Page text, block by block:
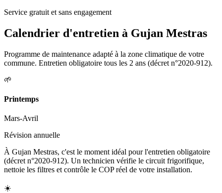
Service gratuit et sans engagement
Calendrier d'entretien à Gujan Mestras
Programme de maintenance adapté à la zone climatique de votre
commune. Entretien obligatoire tous les 2 ans (décret n°2020-912).
🌱
Printemps
Mars-Avril
Révision annuelle
À Gujan Mestras, c'est le moment idéal pour l'entretien obligatoire
(décret n°2020-912). Un technicien vérifie le circuit frigorifique,
nettoie les filtres et contrôle le COP réel de votre installation.
☀️